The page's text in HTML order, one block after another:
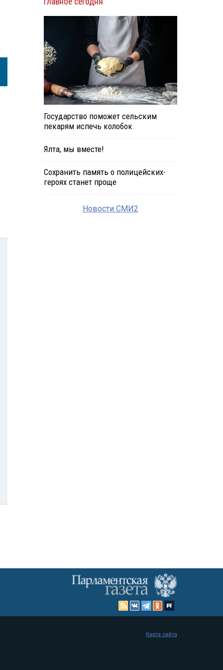
Государство поможет сельским
пекарям испечь колобок
Ялта, мы вместе!
Сохранить память о полицейских-
героях станет проще
Новости СМИ2
Карта сайта